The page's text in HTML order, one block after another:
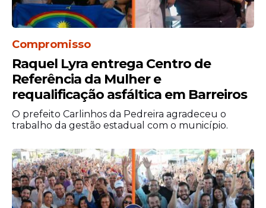
Compromisso
Raquel Lyra entrega Centro de
Referência da Mulher e
requalificação asfáltica em Barreiros
O prefeito Carlinhos da Pedreira agradeceu o
trabalho da gestão estadual com o município.